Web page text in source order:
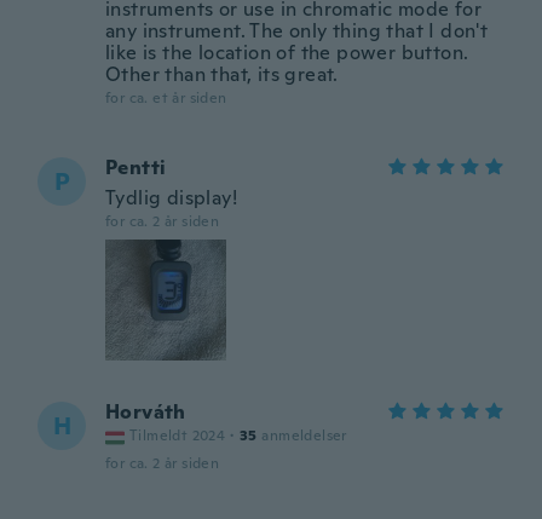
instruments or use in chromatic mode for
any instrument. The only thing that I don't
like is the location of the power button.
Other than that, its great.
for ca. et år siden
P
Pentti
Tydlig display!
for ca. 2 år siden
H Horváth
Tilmeldt 2024 · 35 anmeldelser
for ca. 2 år siden